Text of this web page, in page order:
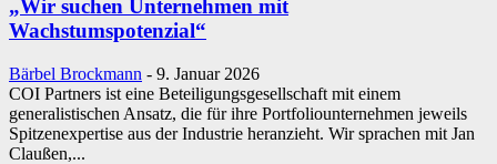
„Wir suchen Unternehmen mit
Wachstumspotenzial“
Bärbel Brockmann - 9. Januar 2026
COI Partners ist eine Beteiligungsgesellschaft mit einem
generalistischen Ansatz, die für ihre Portfoliounternehmen jeweils
Spitzenexpertise aus der Industrie heranzieht. Wir sprachen mit Jan
Claußen,...